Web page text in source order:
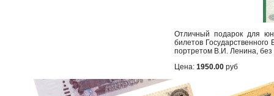
Отличный подарок для
билетов
портретом В.И. Ленина,
Цена: 1950.00 руб